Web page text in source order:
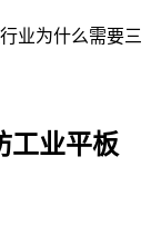
业为什么需要三
工业平板